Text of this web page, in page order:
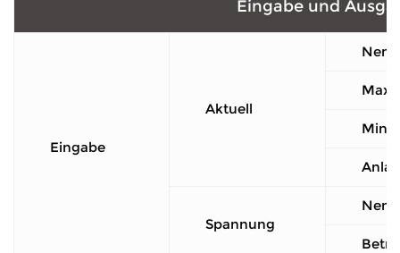
Eingabe und
Eingabe
Aktuell
Min.
Spannung